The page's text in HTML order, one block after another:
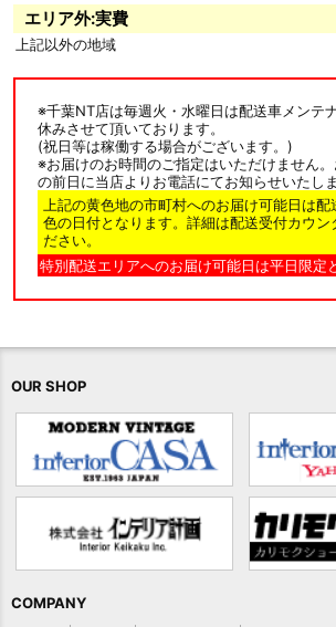
エリア外:実費
上記以外の地域
※千葉NT店は毎週火・水曜日は配送車メンテ
休みさせて頂いております。
(祝日等は稼働する場合がございます。)
※お届けのお時間のご指定はいただけません
の前日に当店よりお電話にてお知らせいたしま
上記の黄色地の市町村へのお届け可能日は
色の日付となります。詳細は配送受付カウン
ださい。
特別配送エリアへのお届け可能日は平日限定
OUR SHOP
COMPANY